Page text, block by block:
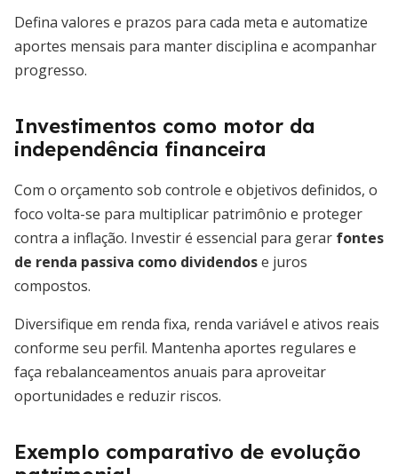
Defina valores e prazos para cada meta e automatize
aportes mensais para manter disciplina e acompanhar
progresso.
Investimentos como motor da
independência financeira
Com o orçamento sob controle e objetivos definidos, o
foco volta-se para multiplicar patrimônio e proteger
contra a inflação. Investir é essencial para gerar fontes
de renda passiva como dividendose juros
compostos.
Diversifique em renda fixa, renda variável e ativos reais
conforme seu perfil. Mantenha aportes regulares e
faça rebalanceamentos anuais para aproveitar
oportunidades e reduzir riscos.
Exemplo comparativo de evolução